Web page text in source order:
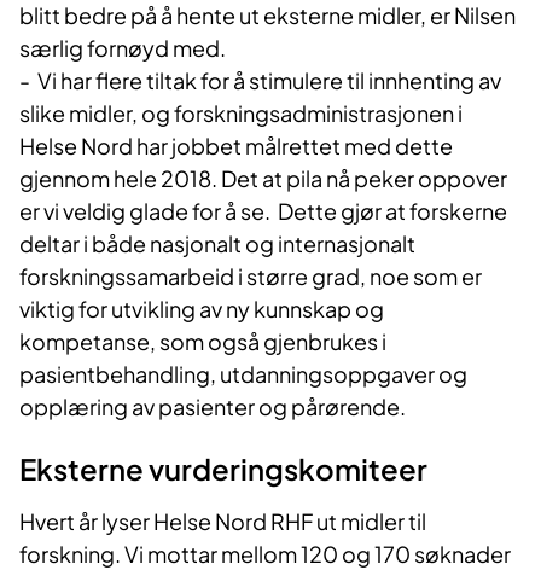
blitt bedre på å hente ut eksterne midler, er Nilsen
særlig fornøyd med.
- Vi har flere tiltak for å stimulere til innhenting av
slike midler, og forskningsadministrasjonen i
Helse Nord har jobbet målrettet med dette
gjennom hele 2018. Det at pila nå peker oppover
er vi veldig glade for å se. Dette gjør at forskerne
deltar i både nasjonalt og internasjonalt
forskningssamarbeid i større grad, noe som er
viktig for utvikling av ny kunnskap og
kompetanse, som også gjenbrukes i
pasientbehandling, utdanningsoppgaver og
opplæring av pasienter og pårørende.
Eksterne vurderingskomiteer
Hvert år lyser Helse Nord RHF ut midler til
forskning. Vi mottar mellom 120 og 170 søknader